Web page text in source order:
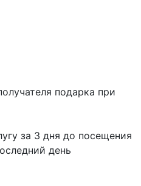
подарка при
за 3 дня до посещения
день